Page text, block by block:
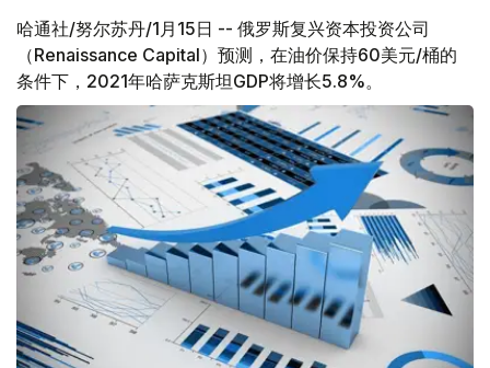
哈通社/努尔苏丹/1月15日 -- 俄罗斯复兴资本投资公司
（Renaissance Capital）预测，在油价保持60美元/桶的
条件下，2021年哈萨克斯坦GDP将增长5.8%。